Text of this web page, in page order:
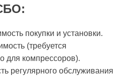
покупки и установки.
(требуется
для компрессоров).
регулярного обслуживания